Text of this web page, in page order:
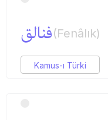
فنالق(Fenâlık)
Kamus-ı Türki